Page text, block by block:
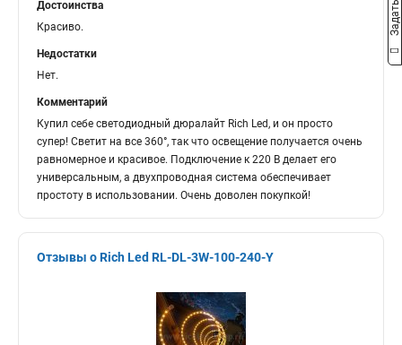
Достоинства
Красиво.
Недостатки
Нет.
Комментарий
Купил себе светодиодный дюралайт Rich Led, и он просто
супер! Светит на все 360°, так что освещение получается очень
равномерное и красивое. Подключение к 220 В делает его
универсальным, а двухпроводная система обеспечивает
простоту в использовании. Очень доволен покупкой!
Отзывы о Rich Led RL-DL-3W-100-240-Y